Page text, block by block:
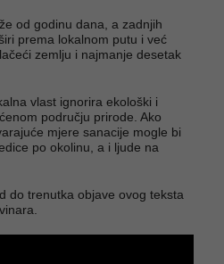
od godinu dana, a zadnjih
prema lokalnom putu i već
zemlju i najmanje desetak
vlast ignorira ekološki i
području prirode. Ako
mjere sanacije mogle bi
po okolinu, a i ljude na
do trenutka objave ovog teksta